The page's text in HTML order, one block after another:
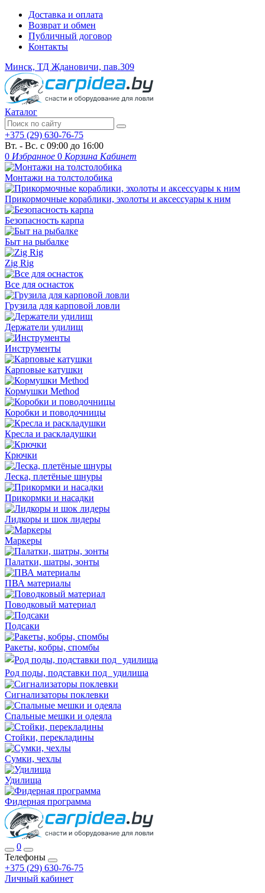
Доставка и оплата
Возврат и обмен
Публичный договор
Контакты
Минск, ТД Ждановичи, пав.309
Каталог
+375 (29) 630-76-75
Вт. - Вс. с 09:00 до 16:00
0 Избранное 0 Корзина Кабинет
Монтажи на толстолобика
Прикормочные кораблики, эхолоты и аксессуары к ним
Безопасность карпа
Быт на рыбалке
Zig Rig
Все для оснасток
Грузила для карповой ловли
Держатели удилищ
Инструменты
Карповые катушки
Кормушки Method
Коробки и поводочницы
Кресла и раскладушки
Крючки
Леска, плетёные шнуры
Прикормки и насадки
Лидкоры и шок лидеры
Маркеры
Палатки, шатры, зонты
ПВА материалы
Поводковый материал
Подсаки
Ракеты, кобры, спомбы
Род поды, подставки под удилища
Сигнализаторы поклевки
Спальные мешки и одеяла
Стойки, перекладины
Сумки, чехлы
Удилища
Фидерная программа
0
Телефоны
+375 (29) 630-76-75
Личный кабинет